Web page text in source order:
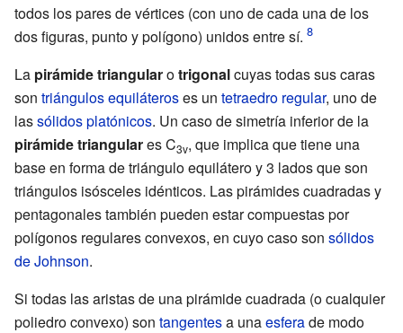
todos los pares de vértices (con uno de cada una de los
dos figuras, punto y polígono) unidos entre sí.
La pirámide triangularotrigonalcuyas todas sus caras
son triángulos equiláteroses un tetraedro regular, uno de
lassólidos platónicos. Un caso de simetría inferior de la
pirámide triangulares C3v, que implica que tiene una
base en forma de triángulo equilátero y 3 lados que son
triángulos isósceles idénticos. Las pirámides cuadradas y
pentagonales también pueden estar compuestas por
polígonos regulares convexos, en cuyo caso son sólidos
de Johnson.
Si todas las aristas de una pirámide cuadrada (o cualquier
poliedro convexo) son tangentesa unaesferade modo